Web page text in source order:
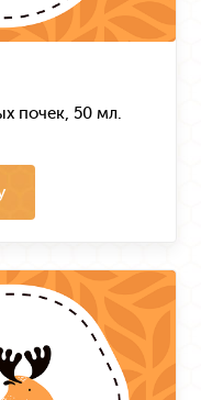
почек, 50 мл.